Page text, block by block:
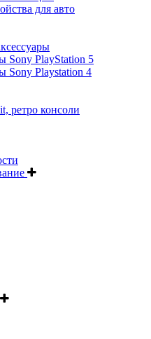
для авто
Sony PlayStation 5
Sony Playstation 4
ретро консоли